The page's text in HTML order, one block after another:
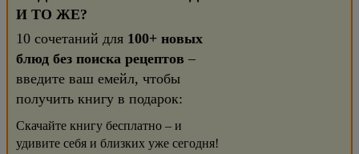
И ТО ЖЕ?
10 сочетаний для 100+ новых
блюд без поиска рецептов –
введите ваш емейл, чтобы
получить книгу в подарок:
Скачайте книгу бесплатно – и
удивите себя и близких уже сегодня!